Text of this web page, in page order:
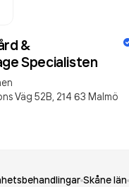
&
Specialisten
Väg 52B, 214 63 Malmö
Skåne län